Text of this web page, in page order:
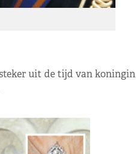
uit de tijd van koningin